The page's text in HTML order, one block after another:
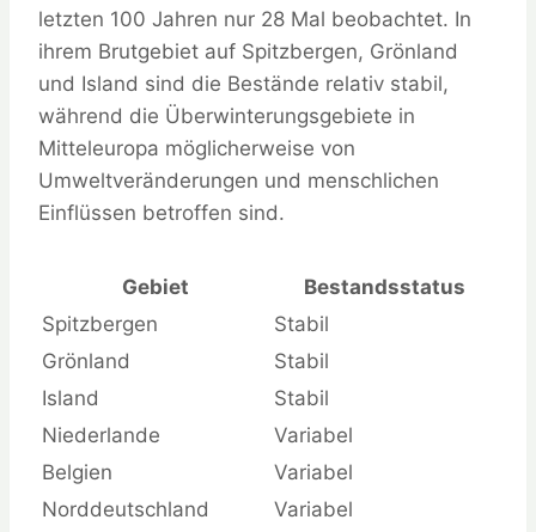
letzten 100 Jahren nur 28 Mal beobachtet. In
ihrem Brutgebiet auf Spitzbergen, Grönland
und Island sind die Bestände relativ stabil,
während die Überwinterungsgebiete in
Mitteleuropa möglicherweise von
Umweltveränderungen und menschlichen
Einflüssen betroffen sind.
Gebiet
Bestandsstatus
Spitzbergen
Stabil
Grönland
Stabil
Island
Stabil
Niederlande
Variabel
Belgien
Variabel
Norddeutschland
Variabel